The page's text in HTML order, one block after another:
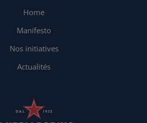
Home
Manifesto
Nos initiatives
Actualités